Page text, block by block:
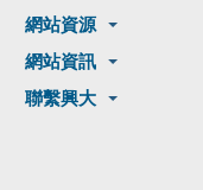
網站資源
網站資訊
聯繫興大